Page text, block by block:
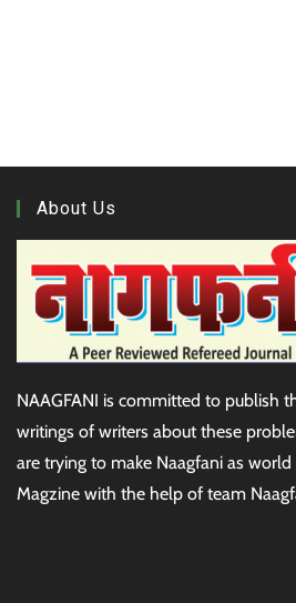
About Us
NAAGFANI is committed to publish
writings of writers about these
are trying to make Naagfani as world
Magzine with the help of team